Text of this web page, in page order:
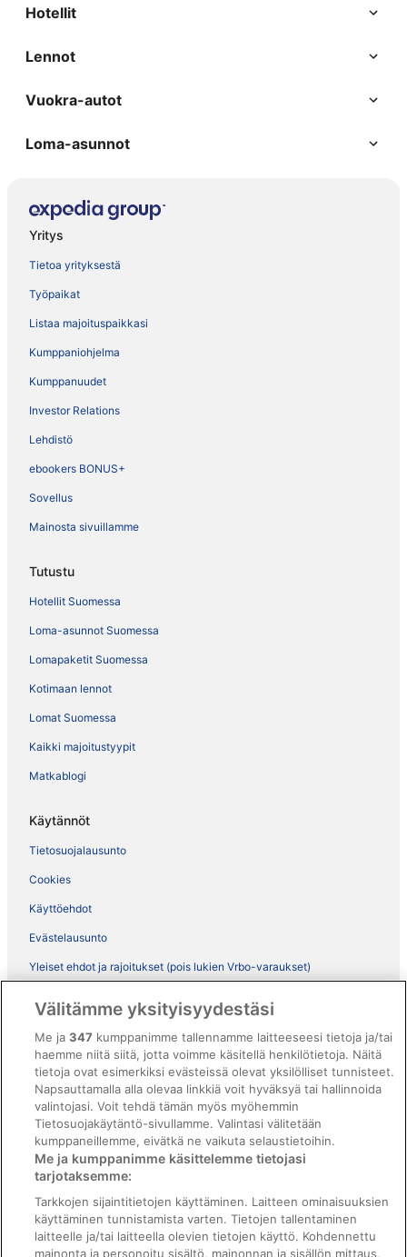
Hotellit
Lennot
Vuokra-autot
Loma-asunnot
Yritys
Tietoa yrityksestä
Työpaikat
Listaa majoituspaikkasi
Kumppaniohjelma
Kumppanuudet
Investor Relations
Lehdistö
ebookers BONUS+
Sovellus
Mainosta sivuillamme
Tutustu
Hotellit Suomessa
Loma-asunnot Suomessa
Lomapaketit Suomessa
Kotimaan lennot
Lomat Suomessa
Kaikki majoitustyypit
Matkablogi
Käytännöt
Tietosuojalausunto
Cookies
Käyttöehdot
Evästelausunto
Yleiset ehdot ja rajoitukset (pois lukien Vrbo-varaukset)
ebookers BONUS+ -ohjelman ehdot
Oikeudelliset tiedot / ota meihin yhteyttä
Sisältövaatimukset ja ilmoituksen tekeminen sisällöstä
Tuki
Ota yhteyttä
Varauksen muuttaminen tai peruuttaminen
Varaa lento lentoyhtiön hyvityskupongeilla
Välitämme yksityisyydestäsi
Me ja347 kumppanimme tallennamme laitteeseesi tietoja ja/tai
haemme niitä siitä, jotta voimme käsitellä henkilötietoja. Näitä
tietoja ovat esimerkiksi evästeissä olevat yksilölliset tunnisteet.
Napsauttamalla alla olevaa linkkiä voit hyväksyä tai hallinnoida
valintojasi. Voit tehdä tämän myös myöhemmin
Tietosuojakäytäntö-sivullamme. Valintasi välitetään
kumppaneillemme, eivätkä ne vaikuta selaustietoihin.
Me ja kumppanimme käsittelemme tietojasi
tarjotaksemme:
Tarkkojen sijaintitietojen käyttäminen. Laitteen ominaisuuksien
käyttäminen tunnistamista varten. Tietojen tallentaminen
laitteelle ja/tai laitteella olevien tietojen käyttö. Kohdennettu
mainonta ja personoitu sisältö, mainonnan ja sisällön mittaus,